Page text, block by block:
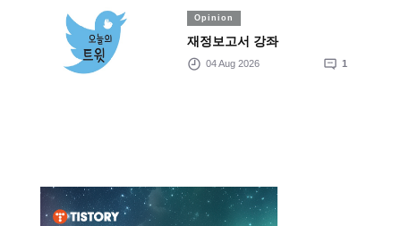
Opinion
재정보고서 강좌
04 Aug 2026 1